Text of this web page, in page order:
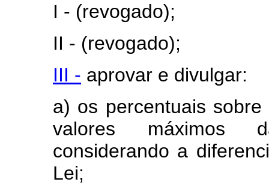
I - (revogado);
II - (revogado);
III - aprovar e divulgar:
a) os percentuais
valores máximos
considerando a
Lei;